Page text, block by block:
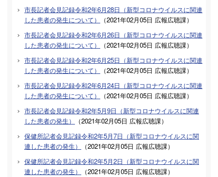
市長記者会見記録令和2年6月28日（新型コロナウイルスに関連
した患者の発生について）
（2021年02月05日 広報広聴課）
市長記者会見記録令和2年6月26日（新型コロナウイルスに関連
した患者の発生について）
（2021年02月05日 広報広聴課）
市長記者会見記録令和2年6月25日（新型コロナウイルスに関連
した患者の発生について）
（2021年02月05日 広報広聴課）
市長記者会見記録令和2年6月24日（新型コロナウイルスに関連
した患者の発生について）
（2021年02月05日 広報広聴課）
市長記者会見記録令和2年5月9日（新型コロナウイルスに関連
した患者の発生）
（2021年02月05日 広報広聴課）
保健所記者会見記録令和2年5月7日（新型コロナウイルスに関
連した患者の発生）
（2021年02月05日 広報広聴課）
保健所記者会見記録令和2年5月2日（新型コロナウイルスに関
連した患者の発生）
（2021年02月05日 広報広聴課）